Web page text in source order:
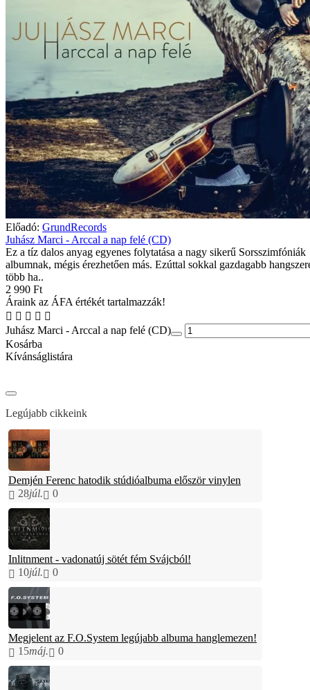
Előadó: GrundRecords
Juhász Marci - Arccal a nap felé (CD)
Ez a tíz dalos anyag egyenes folytatása a nagy sikerű Sorsszimfóniák
albumnak, mégis érezhetően más. Ezúttal sokkal gazdagabb
több ha..
2 990 Ft
Áraink az ÁFA értékét tartalmazzák!
Juhász Marci - Arccal a nap felé (CD)
Kosárba
Kívánságlistára
Legújabb cikkeink
Demjén Ferenc hatodik stúdióalbuma először vinylen
28júl. 0
Inlitnment - vadonatúj sötét fém Svájcból!
10júl. 0
Megjelent az F.O.System legújabb albuma hanglemezen!
15máj. 0